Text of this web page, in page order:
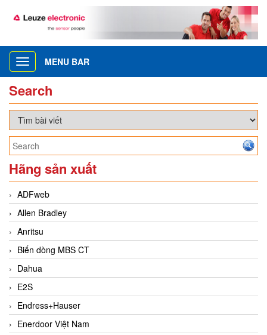
Toggle
navigation
MENU BAR
Search
Hãng sản xuất
ADFweb
Allen Bradley
Anritsu
Biến dòng MBS CT
Dahua
E2S
Endress+Hauser
Enerdoor Việt Nam